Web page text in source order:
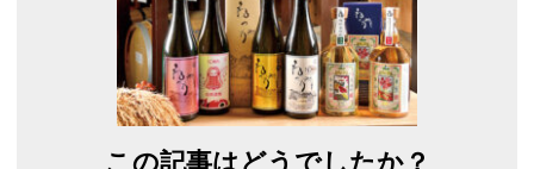
この記事はどうでしたか？